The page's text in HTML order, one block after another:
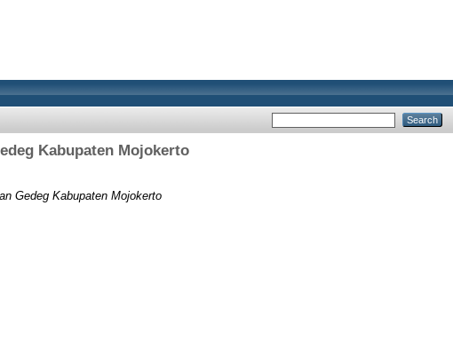
Kabupaten Mojokerto
Gedeg Kabupaten Mojokerto